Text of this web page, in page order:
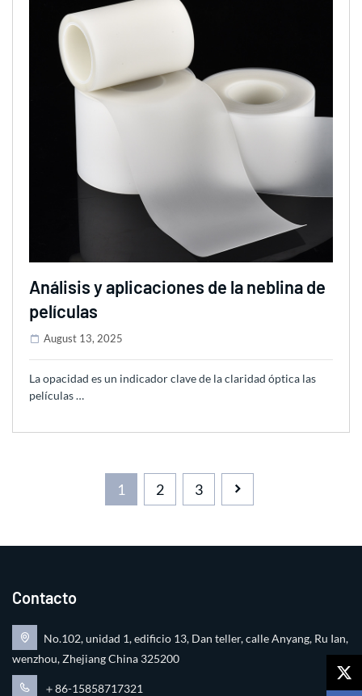
Análisis y aplicaciones de la neblina de
películas
August 13, 2025
La opacidad es un indicador clave de la claridad óptica las
películas …
1 2 3
Contacto
No.102, unidad 1, edificio 13, Dan teller, calle Anyang, Ru Ian,
wenzhou, Zhejiang China 325200
＋86-15858717321